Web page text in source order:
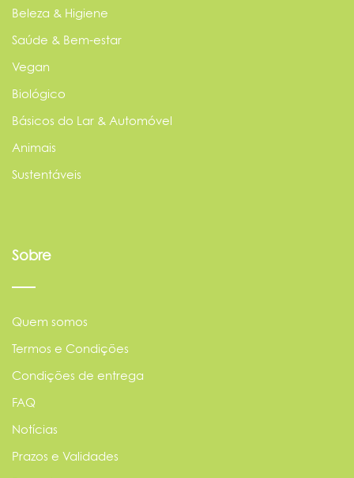
Beleza & Higiene
Saúde & Bem-estar
Vegan
Biológico
Básicos do Lar & Automóvel
Animais
Sustentáveis
Sobre
Quem somos
Termos e Condições
Condições de entrega
FAQ
Notícias
Prazos e Validades